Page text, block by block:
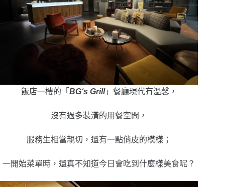
飯店一樓的 「 BG‘s Grill」餐廳現代有溫馨，
沒有過多裝潢的用餐空間，
服務生相當親切，還有一點俏皮的模樣；
一開始菜單時，還真不知道今日會吃到什麼樣美食呢？